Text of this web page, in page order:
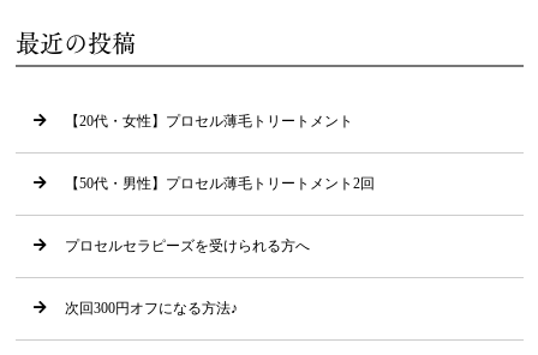
最近の投稿
【20代・女性】プロセル薄毛トリートメント
【50代・男性】プロセル薄毛トリートメント2回
プロセルセラピーズを受けられる方へ
次回300円オフになる方法♪